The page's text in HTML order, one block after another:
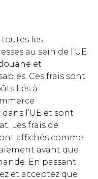
toutes les
au sein de l’UE
et
Ces frais sont
liés à
l’UE et sont
Les frais de
affichés comme
avant que
En passant
et acceptez que